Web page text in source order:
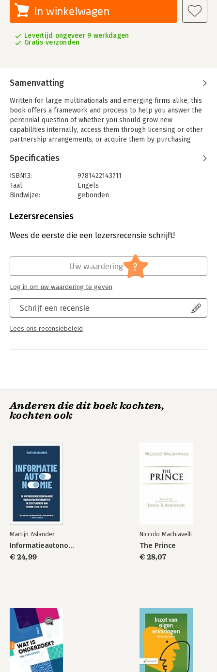
In winkelwagen
Levertijd ongeveer 9 werkdagen
Gratis verzonden
Samenvatting
Written for large multinationals and emerging firms alike, this
book offers a framework and process to help you answer the
perennial question of whether you should grow new
capabilities internally, access them through licensing or other
partnership arrangements, or acquire them by purchasing
Specificaties
ISBN13:
9781422143711
Taal:
Engels
Bindwijze:
gebonden
Uitgever:
Lezersrecensies
Wees de eerste die een lezersrecensie schrijft!
Schrijf een recensie
Lees ons recensiebeleid
Uw waardering ?
Log in om uw waardering te geven
Anderen die dit boek kochten,
kochten ook
Martijn Aslander
Informatieautonomie
€ 24,99
Niccolo Machiavelli
The Prince
€ 28,07